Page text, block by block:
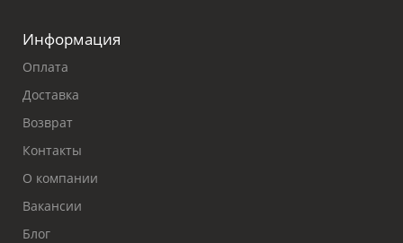
Информация
Оплата
Доставка
Возврат
Контакты
О компании
Вакансии
Блог